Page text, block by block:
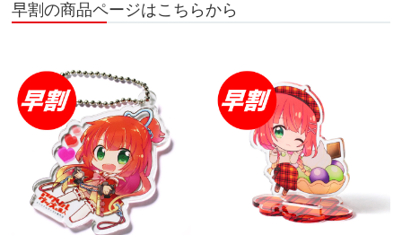
早割の商品ページはこちらから